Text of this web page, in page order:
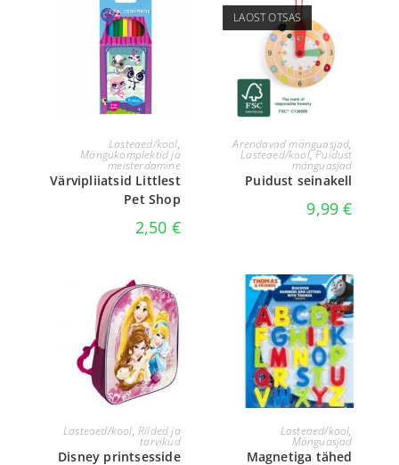
LISA KORVI
Lasteaed/kool,
Mängukomplektid ja
meisterdamine
Värvipliiatsid Littlest
Pet Shop
2,50 €
LAOST OTSAS
LOE EDASI
Arendavad mänguasjad,
Lasteaed/kool,Puidust
mänguasjad
Puidust seinakell
9,99€
LISA KORVI
Lasteaed/kool, Riided ja
tarvikud
Disney printsesside
LISA KORVI
Lasteaed/kool,
Mänguasjad
Magnetiga tähed